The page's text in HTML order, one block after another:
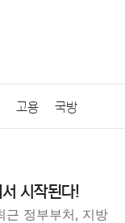
고용 국방
폐 블록체인
시작된다!
근 정부부처, 지방